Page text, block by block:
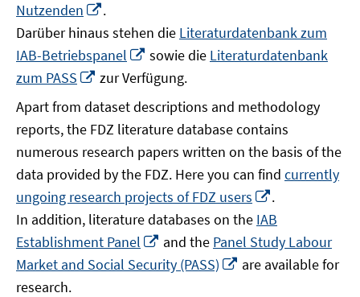
Nutzenden
neuem
Fenster
öffnen
.
Darüber hinaus stehen die Literaturdatenbank zum
IAB-Betriebspanel
In
neuem
Fenster
öffnen
sowie die Literaturdatenbank
zum PASS
In
Fenster
öffnen
zur Verfügung.
Apart from dataset descriptions and methodology
reports, the FDZ literature database contains
numerous research papers written on the basis of the
data provided by the FDZ. Here you can find currently
ungoing research projects of FDZ users
neuem
Fenster
öffnen
.
In addition, literature databases on the IAB
Establishment Panel
In
neuem
Fenster
and the Panel Study Labour
Market and Social Security (PASS)
In
are available for
research.